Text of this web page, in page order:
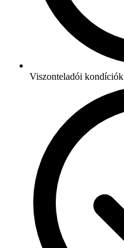
Viszonteladói kondíciók